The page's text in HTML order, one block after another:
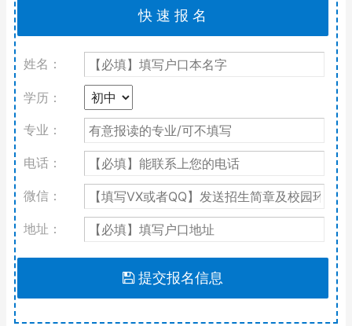
姓名：
学历：
专业：
电话：
微信：
地址：
提交报名信息